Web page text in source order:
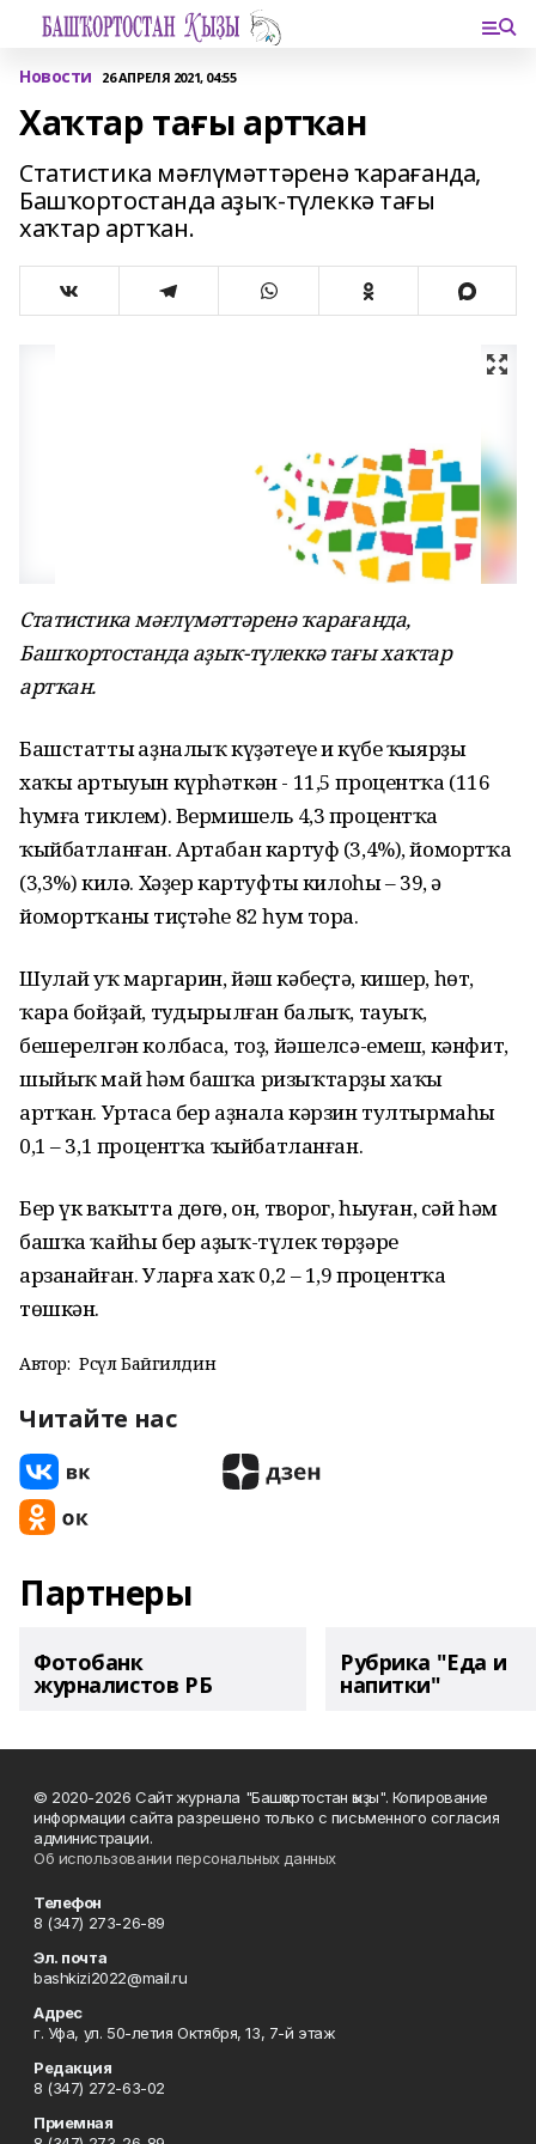
Новости 26 АПРЕЛЯ 2021, 04:55
Хаҡтар тағы артҡан
Статистика мәғлүмәттәренә ҡарағанда,
Башҡортостанда аҙыҡ-түлеккә тағы
хаҡтар артҡан.
Статистика мәғлүмәттәренә ҡарағанда,
Башҡортостанда аҙыҡ-түлеккә тағы хаҡтар
артҡан.
Башстаттың аҙналыҡ күҙәтеүе иң күбе ҡыярҙың
хаҡы артыуын күрһәткән - 11,5 процентҡа (116
һумға тиклем). Вермишель 4,3 процентҡа
ҡыйбатланған. Артабан картуф (3,4%), йомортҡа
(3,3%) килә. Хәҙер картуфтың килоһы – 39, ә
йомортҡаның тиҫтәһе 82 һум тора.
Шулай уҡ маргарин, йәш кәбеҫтә, кишер, һөт,
ҡара бойҙай, туңдырылған балыҡ, тауыҡ,
бешерелгән колбаса, тоҙ, йәшелсә-емеш, кәнфит,
шыйыҡ май һәм башҡа ризыҡтарҙың хаҡы
артҡан. Уртаса бер аҙнала кәрзин тултырмаһы
0,1 – 3,1 процентҡа ҡыйбатланған.
Бер үк ваҡытта дөгө, он, творог, һыуған, сәй һәм
башҡа ҡайһы бер аҙыҡ-түлек төрҙәре
арзанайған. Уларға хаҡ 0,2 – 1,9 процентҡа
төшкән.
Автор: Рәсүл Байгилдин
Читайте нас
Партнеры
Фотобанк
журналистов РБ
Рубрика "Еда и
напитки"
© 2020-2026 Сайт журнала "Башҡортостан ҡыҙы". Копирование
информации сайта разрешено только с письменного согласия
администрации.
Об использовании персональных данных
Телефон
8 (347) 273-26-89
Эл. почта
bashkizi2022@mail.ru
Адрес
г. Уфа, ул. 50-летия Октября, 13, 7-й этаж
Редакция
8 (347) 272-63-02
Приемная